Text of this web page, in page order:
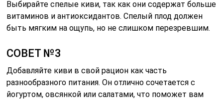
Выбирайте спелые киви, так как они содержат больше
витаминов и антиоксидантов. Спелый плод должен
быть мягким на ощупь, но не слишком перезревшим.
СОВЕТ №3
Добавляйте киви в свой рацион как часть
разнообразного питания. Он отлично сочетается с
йогуртом, овсянкой или салатами, что поможет вам